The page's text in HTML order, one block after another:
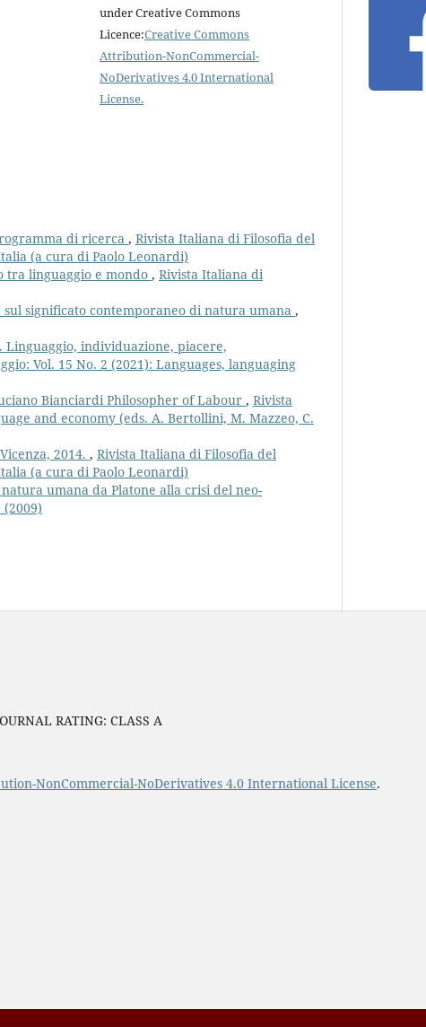
under Creative Commons
Licence:Creative Commons
Attribution-NonCommercial-
NoDerivatives 4.0 International
License.
di ricerca , Rivista Italiana di Filosofia del
(a cura di Paolo Leonardi)
tra linguaggio e mondo , Rivista Italiana di
significato contemporaneo di natura umana ,
Linguaggio, individuazione, piacere,
Vol. 15 No. 2 (2021): Languages, languaging
Bianciardi Philosopher of Labour , Rivista
and economy (eds. A. Bertollini, M. Mazzeo, C.
2014. , Rivista Italiana di Filosofia del
(a cura di Paolo Leonardi)
umana da Platone alla crisi del neo-
RATING: CLASS A
NonCommercial-NoDerivatives 4.0 International License.